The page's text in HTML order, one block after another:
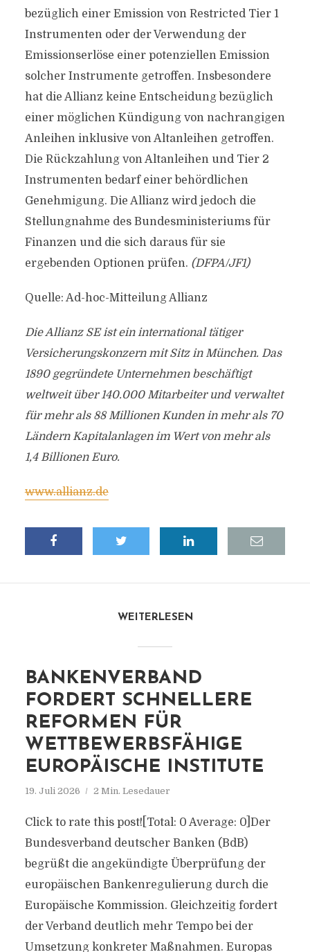
bezüglich einer Emission von Restricted Tier 1
Instrumenten oder der Verwendung der
Emissionserlöse einer potenziellen Emission
solcher Instrumente getroffen. Insbesondere
hat die Allianz keine Entscheidung bezüglich
einer möglichen Kündigung von nachrangigen
Anleihen inklusive von Altanleihen getroffen.
Die Rückzahlung von Altanleihen und Tier 2
Instrumenten bedarf einer behördlichen
Genehmigung. Die Allianz wird jedoch die
Stellungnahme des Bundesministeriums für
Finanzen und die sich daraus für sie
ergebenden Optionen prüfen. (DFPA/JF1)
Quelle: Ad-hoc-Mitteilung Allianz
Die Allianz SE ist ein international tätiger
Versicherungskonzern mit Sitz in München. Das
1890 gegründete Unternehmen beschäftigt
weltweit über 140.000 Mitarbeiter und verwaltet
für mehr als 88 Millionen Kunden in mehr als 70
Ländern Kapitalanlagen im Wert von mehr als
1,4 Billionen Euro.
www.allianz.de
WEITERLESEN
BANKENVERBAND
FORDERT SCHNELLERE
REFORMEN FÜR
WETTBEWERBSFÄHIGE
EUROPÄISCHE INSTITUTE
19. Juli 2026 2 Min. Lesedauer
Click to rate this post![Total: 0 Average: 0]Der
Bundesverband deutscher Banken (BdB)
begrüßt die angekündigte Überprüfung der
europäischen Bankenregulierung durch die
Europäische Kommission. Gleichzeitig fordert
der Verband deutlich mehr Tempo bei der
Umsetzung konkreter Maßnahmen. Europas